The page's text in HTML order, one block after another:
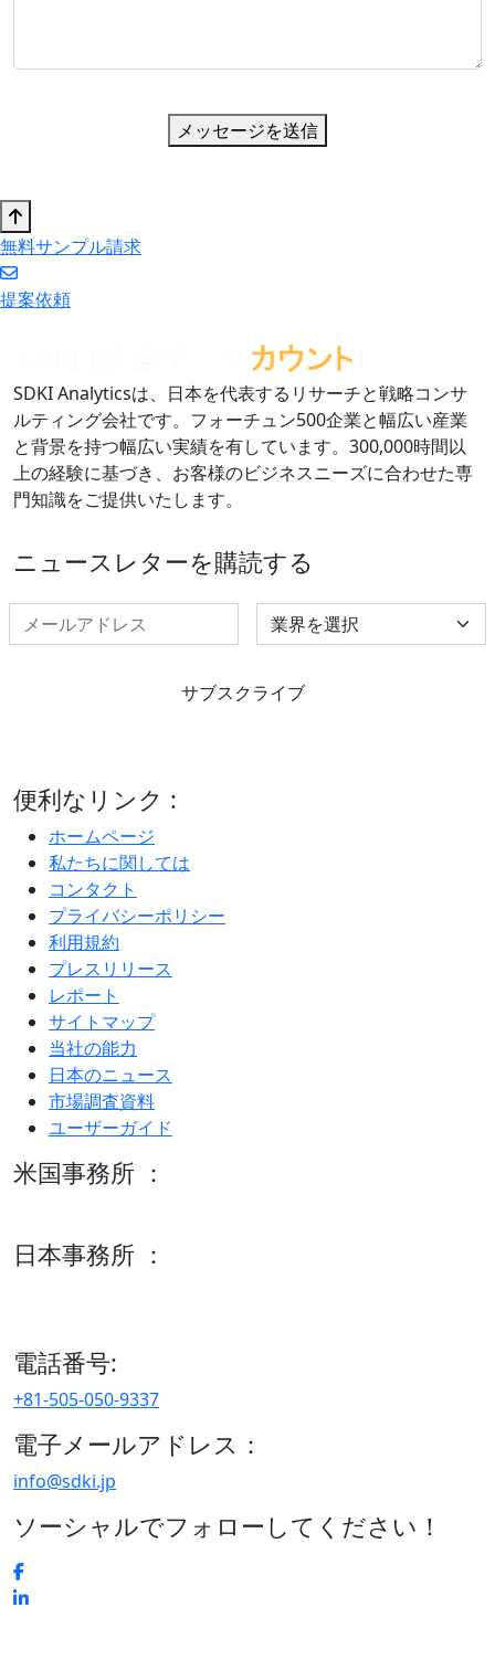
メッセージを送信
無料サンプル請求
提案依頼
SDKI Analyticsは、日本を代表するリサーチと戦略コンサ
ルティング会社です。フォーチュン500企業と幅広い産業
と背景を持つ幅広い実績を有しています。300,000時間以
上の経験に基づき、お客様のビジネスニーズに合わせた専
門知識をご提供いたします。
ニュースレターを購読する
Select Industry
サブスクライブ
便利なリンク :
ホームページ
私たちに関しては
コンタクト
プライバシーポリシー
利用規約
プレスリリース
レポート
サイトマップ
当社の能力
日本のニュース
市場調査資料
ユーザーガイド
米国事務所 ：
日本事務所 ：
電話番号:
+81-505-050-9337
電子メールアドレス：
info@sdki.jp
ソーシャルでフォローしてください！